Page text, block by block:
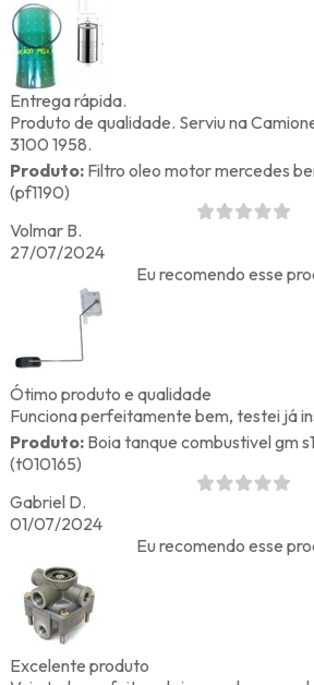
Entrega rápida.
Produto de qualidade. Serviu na
3100 1958.
Produto:Filtro oleo motor mercedes
(pf1190)
Volmar B.
27/07/2024
Eu recomendo esse
Ótimo produto e qualidade
Funciona perfeitamente bem, testei já
Produto:Boia tanque combustivel gm
(t010165)
Gabriel D.
01/07/2024
Eu recomendo esse
Excelente produto